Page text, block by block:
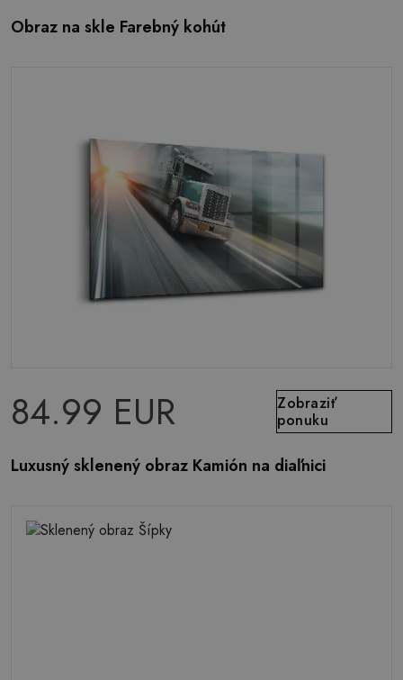
Obraz na skle Farebný kohút
84.99 EUR
Zobraziť
ponuku
Luxusný sklenený obraz Kamión na diaľnici